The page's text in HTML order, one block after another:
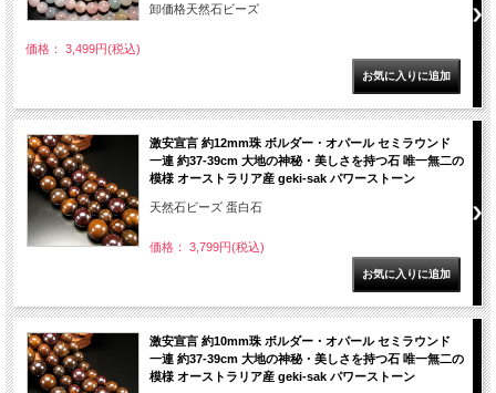
卸価格天然石ビーズ
価格： 3,499円(税込)
激安宣言 約12mm珠 ボルダー・オパール セミラウンド
一連 約37-39cm 大地の神秘・美しさを持つ石 唯一無二の
模様 オーストラリア産 geki-sak パワーストーン
天然石ビーズ 蛋白石
価格： 3,799円(税込)
激安宣言 約10mm珠 ボルダー・オパール セミラウンド
一連 約37-39cm 大地の神秘・美しさを持つ石 唯一無二の
模様 オーストラリア産 geki-sak パワーストーン